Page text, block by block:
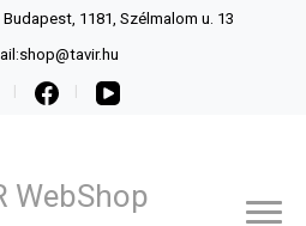
Budapest, 1181, Szélmalom u. 13
WebShop